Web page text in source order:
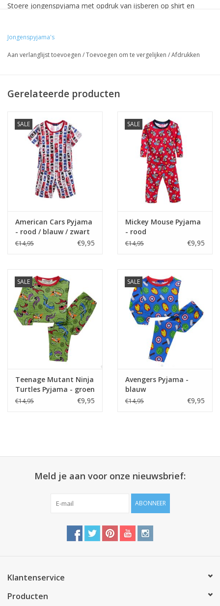
Stoere jongenspyjama met opdruk van ijsberen op shirt en
Kleur: blauw
Jongenspyjama's
Aan verlanglijst toevoegen /Toevoegen om te vergelijken /Afdrukken
Gerelateerde producten
SALE
American Cars Pyjama
- rood / blauw / zwart
€14,95 €9,95
SALE
Mickey Mouse Pyjama
- rood
€14,95 €9,95
SALE
Teenage Mutant Ninja
Turtles Pyjama - groen
€14,95 €9,95
SALE
Avengers Pyjama -
blauw
€14,95 €9,95
Meld je aan voor onze nieuwsbrief:
ABONNEER
Klantenservice
Producten